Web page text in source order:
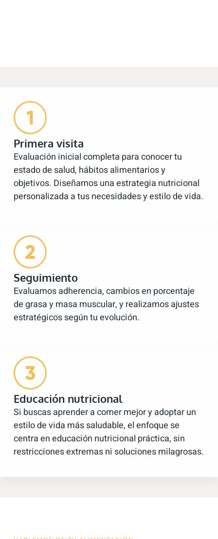
Primera visita
Evaluación inicial completa para conocer tu
estado de salud, hábitos alimentarios y
objetivos. Diseñamos una estrategia nutricional
personalizada a tus necesidades y estilo de vida.
Seguimiento
Evaluamos adherencia, cambios en porcentaje
de grasa y masa muscular, y realizamos ajustes
estratégicos según tu evolución.
Educación nutricional
Si buscas aprender a comer mejor y adoptar un
estilo de vida más saludable, el enfoque se
centra en educación nutricional práctica, sin
restricciones extremas ni soluciones milagrosas.